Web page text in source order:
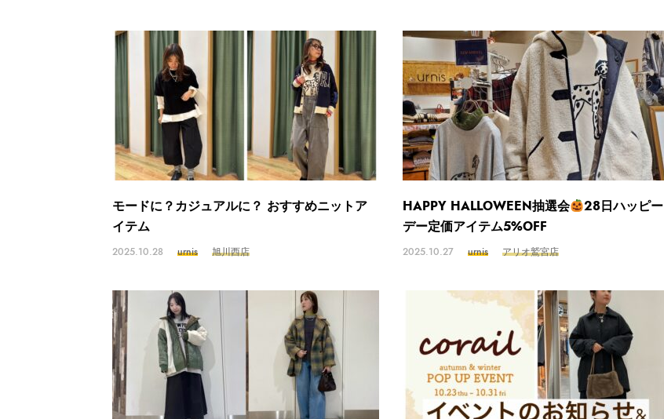
モードに？カジュアルに？ おすすめニットア
イテム
2025.10.28 urnis 旭川西店
HAPPY HALLOWEEN抽選会
28日ハッピー
デー定価アイテム5%OFF
2025.10.27 urnis アリオ鷲宮店